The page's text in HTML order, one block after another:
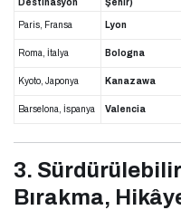
Paris, Fransa Lyon
Roma, İtalya Bologna
Kyoto, Japonya Kanazawa
Barselona, İspanya Valencia
3.
Bırakma,